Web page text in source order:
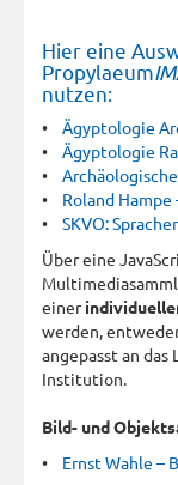
Hier eine
Propylaeum
nutzen:
• Ägyptologie
• Ägyptologie
•
• Roland
• SKVO:
Über eine
einer
werden,
angepasst an
Institution.
Bild- und
• Ernst Wahle –